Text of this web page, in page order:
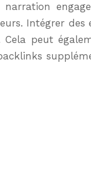
Intégrer des
peut